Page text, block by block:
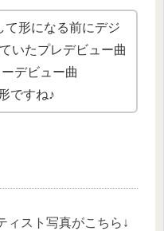
て形になる前にデジ
いたプレデビュー曲
デビュー曲
ですね♪
ィスト写真がこちら↓